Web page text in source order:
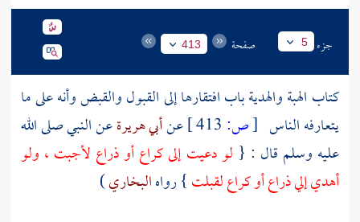
جزء 5 صفحة 413
كتاب الهبة والهدية باب افتقارها إلى القبول والقبض وأنه على ما
يتعارفه الناس [ص: عنأبي هريرةعن النبي صلى الله
عليه وسلم قال : { لو دعيت إلى كراع أو ذراع لأجبت ، ولو
أهدي إلي ذراع أو كراع لقبلت} رواهالبخاري)